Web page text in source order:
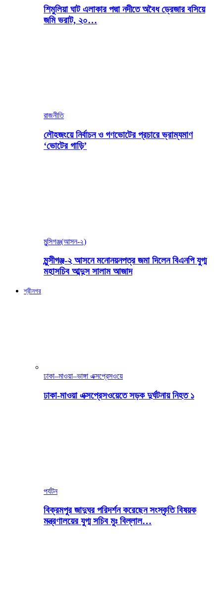
শিমুলিয়া ঘাট এলাকার পদ্মা নদীতে অবৈধ ড্রেজার বসিয়ে
জমি ভরাট, ২০…
রাজনীতি
লৌহজংয়ে নির্বাচন ও গণভোটের প্রচারে ভ্রাম্যমাণ
‘ভোটের গাড়ি’
মুন্সিগঞ্জ(আসন-২)
মুন্সীগঞ্জ-২ আসনে মনোনয়নপত্র জমা দিলেন বিএনপি যুগ্ম
মহাসচিব আব্দুস সালাম আজাদ
শ্রীনগর
ঢাকা–মাওয়া–ভাঙ্গা এক্সপ্রেসওয়ে
ঢাকা-মাওয়া এক্সপ্রেসওয়েতে সড়ক দুর্ঘটনায় নিহত ১
পর্যটন
বিক্রমপুর জাদুঘর পরিদর্শন করেছেন সংস্কৃতি বিষয়ক
মন্ত্রণালয়ের যুগ্ম সচিব মুঃ বিল্লাল…